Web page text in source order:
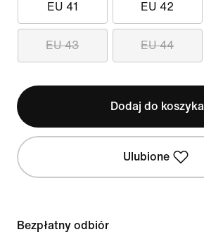
EU 41 EU 42
EU 43 EU 44
Dodaj do koszyka
Ulubione
Bezpłatny odbiór